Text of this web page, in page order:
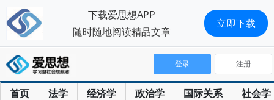
首页 法学 经济学 政治学 国际关系 社会学
登录 注册
下载爱思想APP
随时随地阅读精品文章
立即下载